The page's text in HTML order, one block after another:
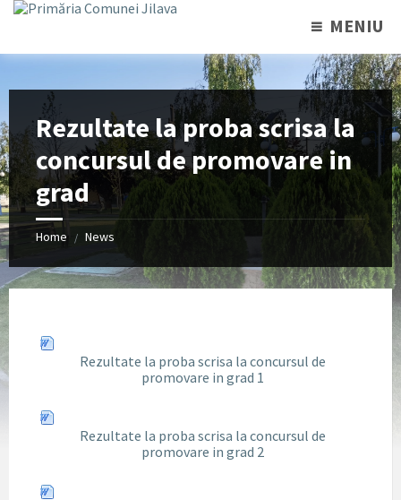
MENIU
Rezultate la proba scrisa la
concursul de promovare in
grad
Home / News
Rezultate la proba scrisa la concursul de
promovare in grad 1
Rezultate la proba scrisa la concursul de
promovare in grad 2